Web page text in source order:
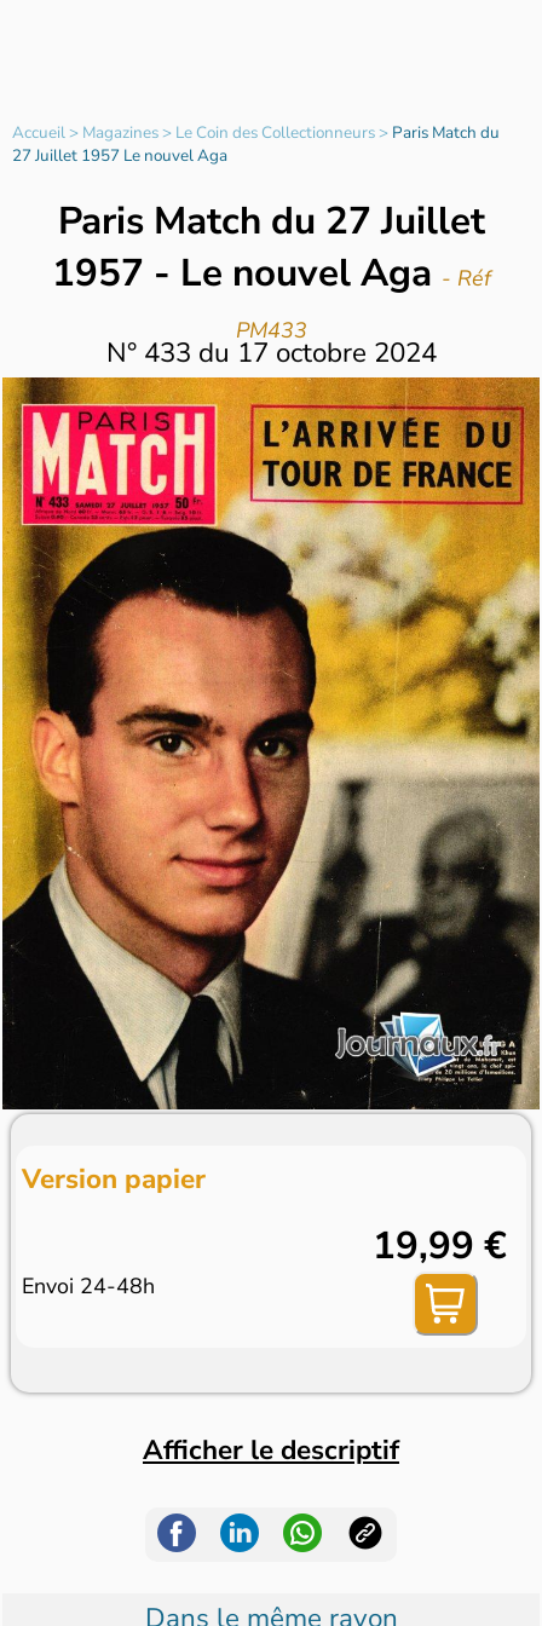
Accueil> Magazines> Le Coin des Collectionneurs> Paris Match du
27 Juillet 1957 Le nouvel Aga
Paris Match du 27 Juillet
1957 - Le nouvel Aga - Réf
PM433
N° 433 du 17 octobre 2024
Version papier
Envoi 24-48h
19,99 €
Afficher le descriptif
Dans le même rayon